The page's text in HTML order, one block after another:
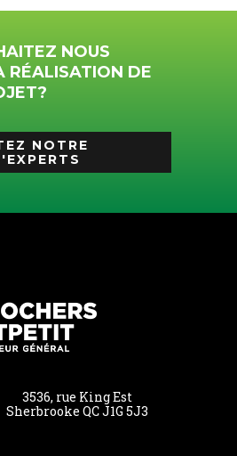
NOUS
RÉALISATION DE
NOTRE
3536, rue King Est
Sherbrooke QC J1G 5J3